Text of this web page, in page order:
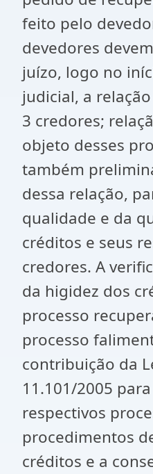
feito pelo
devedores
juízo, logo no
judicial, a
3 credores;
objeto desses
também
dessa relação,
qualidade e da
créditos e seus
credores. A
da higidez dos
processo
processo
contribuição da
11.101/2005
respectivos
procedimentos
créditos e a